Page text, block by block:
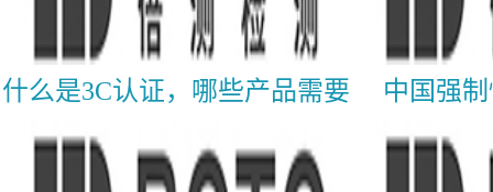
什么是3C认证，哪些产品需要
做3C认证?
中国强